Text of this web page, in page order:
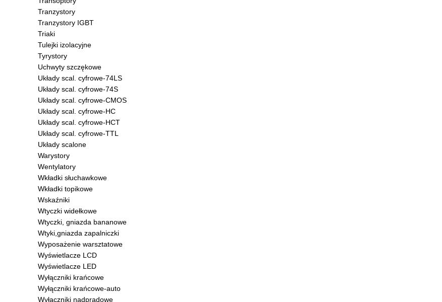
Tranzystory
Tranzystory IGBT
Triaki
Tulejki izolacyjne
Tyrystory
Uchwyty szczękowe
Układy scal. cyfrowe-74LS
Układy scal. cyfrowe-74S
Układy scal. cyfrowe-CMOS
Układy scal. cyfrowe-HC
Układy scal. cyfrowe-HCT
Układy scal. cyfrowe-TTL
Układy scalone
Warystory
Wentylatory
Wkładki słuchawkowe
Wkładki topikowe
Wskaźniki
Wtyczki widełkowe
Wtyczki, gniazda bananowe
Wtyki,gniazda zapalniczki
Wyposażenie warsztatowe
Wyświetlacze LCD
Wyświetlacze LED
Wyłączniki krańcowe
Wyłączniki krańcowe-auto
Wyłączniki nadprądowe